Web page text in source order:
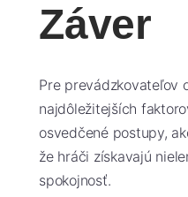
Záver
Pre prevádzkovateľov
najdôležitejších
osvedčené postupy,
že hráči získavajú
spokojnosť.